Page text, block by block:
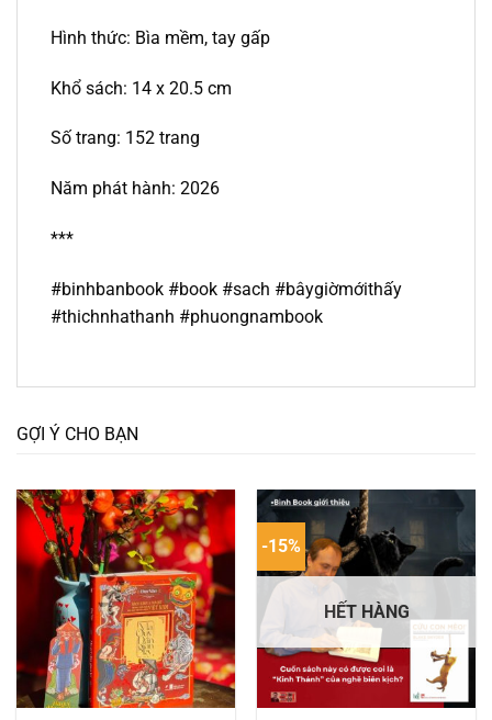
Hình thức: Bìa mềm, tay gấp
Khổ sách: 14 x 20.5 cm
Số trang: 152 trang
Năm phát hành: 2026
***
#binhbanbook #book #sach #bâygiờmớithấy
#thichnhathanh #phuongnambook
GỢI Ý CHO BẠN
-15%
HẾT HÀNG